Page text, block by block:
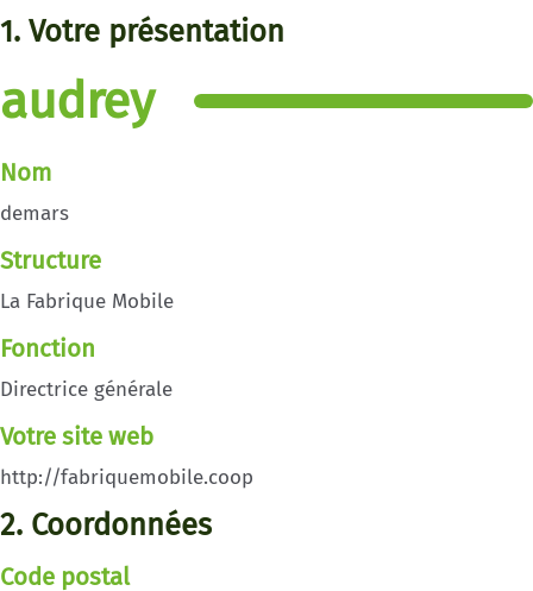
1. Votre présentation
audrey
Nom
demars
Structure
La Fabrique Mobile
Fonction
Directrice générale
Votre site web
http://fabriquemobile.coop
2. Coordonnées
Code postal